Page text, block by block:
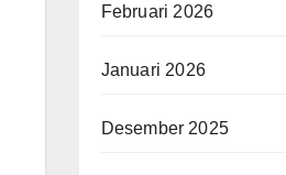
Februari 2026
Januari 2026
Desember 2025